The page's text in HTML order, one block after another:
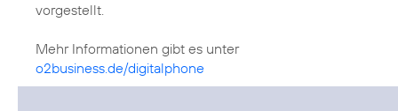
vorgestellt.
Mehr Informationen gibt es unter
o2business.de/digitalphone